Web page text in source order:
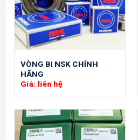
VÒNG BI NSK CHÍNH
HÃNG
Giá: liên hệ